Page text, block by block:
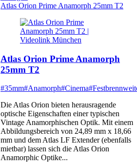
Atlas Orion Prime Anamorph 25mm T2
Atlas Orion Prime Anamorph
25mm T2
#35mm#Anamorph#Cinema
Die Atlas Orion bieten herausragende
optische Eigenschaften einer typischen
Vintage Anamorphischen Optik. Mit einem
Abbildungsbereich von 24,89 mm x 18,66
mm und dem Atlas LF Extender (ebenfalls
mietbar) lassen sich die Atlas Orion
Anamorphic Optike...